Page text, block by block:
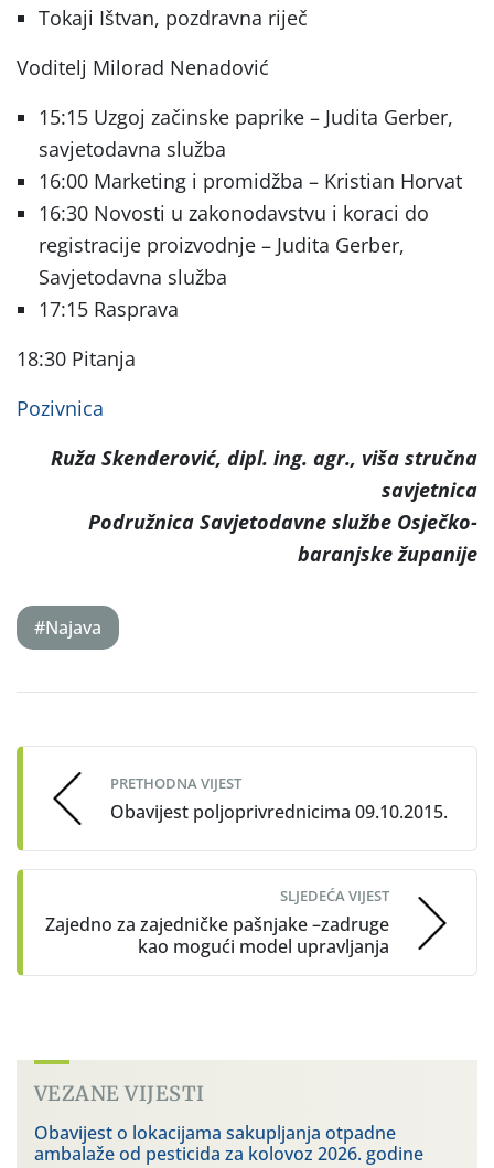
Tokaji Ištvan, pozdravna riječ
Voditelj Milorad Nenadović
15:15 Uzgoj začinske paprike – Judita Gerber,
savjetodavna služba
16:00 Marketing i promidžba – Kristian Horvat
16:30 Novosti u zakonodavstvu i koraci do
registracije proizvodnje – Judita Gerber,
Savjetodavna služba
17:15 Rasprava
18:30 Pitanja
Pozivnica
Ruža Skenderović, dipl. ing. agr., viša stručna
savjetnica
Podružnica Savjetodavne službe Osječko-
baranjske županije
#Najava
navigation
PRETHODNA VIJEST
Obavijest poljoprivrednicima 09.10.2015.
SLJEDEĆA VIJEST
Zajedno za zajedničke pašnjake –zadruge
kao mogući model upravljanja
VEZANE VIJESTI
Obavijest o lokacijama sakupljanja otpadne
ambalaže od pesticida za kolovoz 2026. godine